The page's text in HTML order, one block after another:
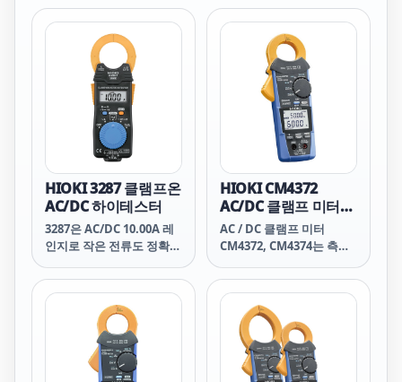
그 출력 포함) 3285 CLAMP
ON AC/DC HiTESTER 제
품번호 (발주 코드) 3285
CE 비대응, 파형・아날로
그 출력 포함 3285-20
모터 등 대전류 측정에 대
응합니다. 소형이면서 전
압, 저항, 도통체크기능까
지 겸비한 제품입니다.
HIOKI 3287 클램프온
AC/DC 하이테스터
3287은 AC/DC 10.00A 레
인지로 작은 전류도 정확하
HIOKI CM4372
AC/DC 클램프 미터
(Bluetooth® 무선기
술탑재)
AC / DC 클램프 미터
CM4372, CM4374는 측정
시, 보존할 수 있으며 레포
트 작성이 가능합니다.